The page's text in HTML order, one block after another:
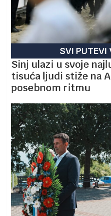
SVI PUTEVI
Sinj ulazi u svoje
tisuća ljudi stiže na
posebnom ritmu